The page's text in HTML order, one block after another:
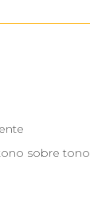
sobre tono